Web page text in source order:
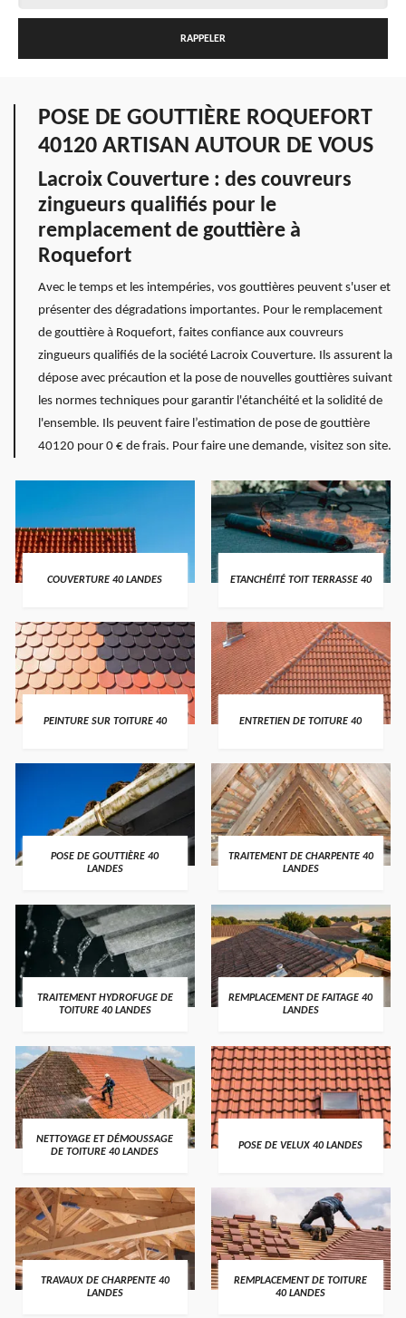
POSE DE GOUTTIÈRE ROQUEFORT
40120 ARTISAN AUTOUR DE VOUS
Lacroix Couverture : des couvreurs
zingueurs qualifiés pour le
remplacement de gouttière à
Roquefort
Avec le temps et les intempéries, vos gouttières peuvent s'user et
présenter des dégradations importantes. Pour le remplacement
de gouttière à Roquefort, faites confiance aux couvreurs
zingueurs qualifiés de la société Lacroix Couverture. Ils assurent la
dépose avec précaution et la pose de nouvelles gouttières suivant
les normes techniques pour garantir l'étanchéité et la solidité de
l'ensemble. Ils peuvent faire l’estimation de pose de gouttière
40120 pour 0 € de frais. Pour faire une demande, visitez son site.
COUVERTURE 40 LANDES ETANCHÉITÉ TOIT TERRASSE 40
PEINTURE SUR TOITURE 40 ENTRETIEN DE TOITURE 40
POSE DE GOUTTIÈRE 40
LANDES
TRAITEMENT DE CHARPENTE 40
LANDES
TRAITEMENT HYDROFUGE DE
TOITURE 40 LANDES
REMPLACEMENT DE FAITAGE 40
LANDES
NETTOYAGE ET DÉMOUSSAGE
DE TOITURE 40 LANDES
POSE DE VELUX 40 LANDES
TRAVAUX DE CHARPENTE 40
LANDES
REMPLACEMENT DE TOITURE
40 LANDES